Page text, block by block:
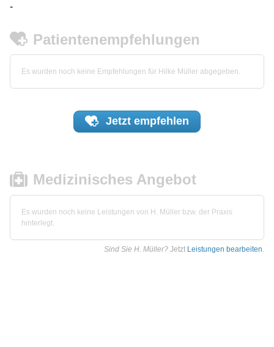
-
Patientenempfehlungen
Es wurden noch keine Empfehlungen für Hilke Müller abgegeben.
Jetzt empfehlen
Medizinisches Angebot
Es wurden noch keine Leistungen von H. Müller bzw. der Praxis
hinterlegt.
Sind Sie H. Müller? Jetzt Leistungen bearbeiten.